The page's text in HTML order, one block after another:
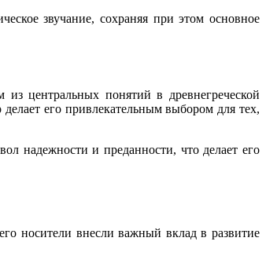
звучание, сохраняя при этом основное
центральных понятий в древнегреческой
его привлекательным выбором для тех,
надежности и преданности, что делает его
носители внесли важный вклад в развитие